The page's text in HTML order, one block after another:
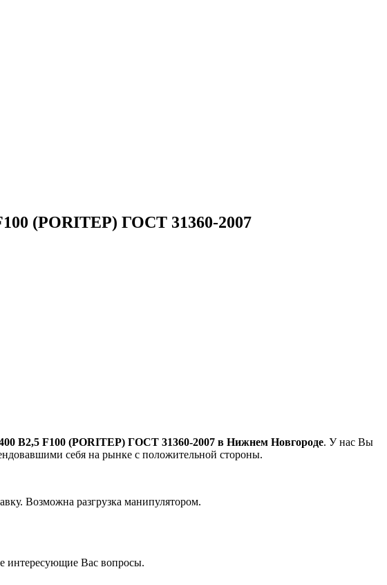
(PORITEP) ГОСТ 31360-2007
B2,5 F100 (PORITEP) ГОСТ 31360-2007 в Нижнем Новгороде. У нас Вы
себя на рынке с положительной стороны.
Возможна разгрузка манипулятором.
интересующие Вас вопросы.